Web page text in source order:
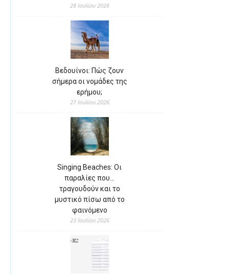
28 Ιουλίου 2026
Βεδουίνοι: Πώς ζουν
σήμερα οι νομάδες της
ερήμου;
27 Ιουλίου 2026
Singing Beaches: Οι
παραλίες που…
τραγουδούν και το
μυστικό πίσω από το
φαινόμενο
23 Ιουλίου 2026